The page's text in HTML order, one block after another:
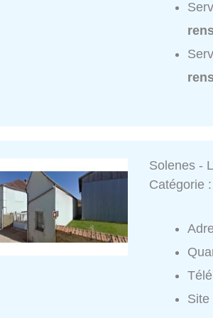
Solenes -
Catégorie